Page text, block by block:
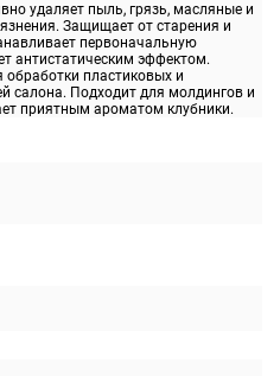
удаляет пыль, грязь, масляные и
Защищает от старения и
первоначальную
антистатическим эффектом.
обработки пластиковых и
салона. Подходит для молдингов и
приятным ароматом клубники.